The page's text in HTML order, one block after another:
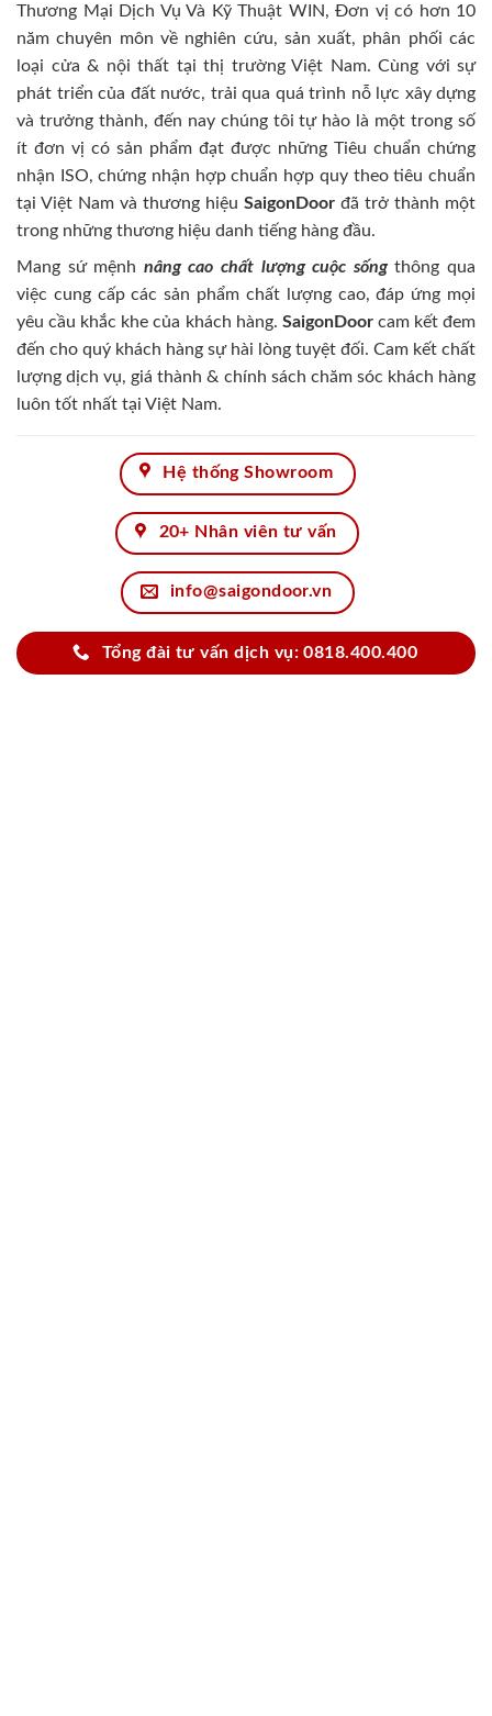
Thương Mại Dịch Vụ Và Kỹ Thuật WIN, Đơn vị có hơn 10
năm chuyên môn về nghiên cứu, sản xuất, phân phối các
loại cửa & nội thất tại thị trường Việt Nam. Cùng với sự
phát triển của đất nước, trải qua quá trình nỗ lực xây dựng
và trưởng thành, đến nay chúng tôi tự hào là một trong số
ít đơn vị có sản phẩm đạt được những Tiêu chuẩn chứng
nhận ISO, chứng nhận hợp chuẩn hợp quy theo tiêu chuẩn
tại Việt Nam và thương hiệu SaigonDoor đã trở thành một
trong những thương hiệu danh tiếng hàng đầu.
Mang sứ mệnh nâng cao chất lượng cuộc sốngthông qua
việc cung cấp các sản phẩm chất lượng cao, đáp ứng mọi
yêu cầu khắc khe của khách hàng. SaigonDoorcam kết đem
đến cho quý khách hàng sự hài lòng tuyệt đối. Cam kết chất
lượng dịch vụ, giá thành & chính sách chăm sóc khách hàng
luôn tốt nhất tại Việt Nam.
Hệ thống Showroom
20+ Nhân viên tư vấn
info@saigondoor.vn
Tổng đài tư vấn dịch vụ: 0818.400.400